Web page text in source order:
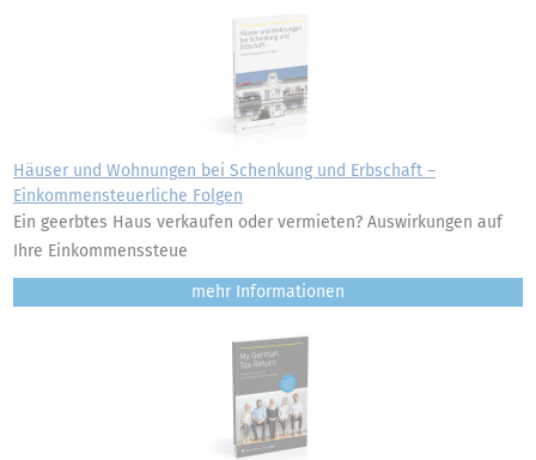
Häuser und Wohnungen bei Schenkung und Erbschaft –
Einkommensteuerliche Folgen
Ein geerbtes Haus verkaufen oder vermieten? Auswirkungen auf
Ihre Einkommenssteue
mehr